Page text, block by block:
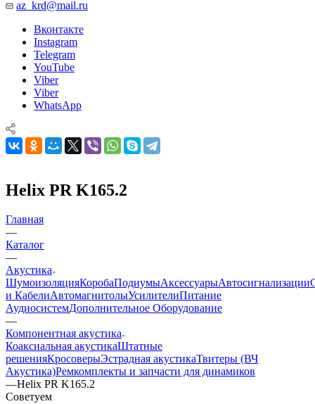
az_krd@mail.ru
Вконтакте
Instagram
Telegram
YouTube
Viber
Viber
WhatsApp
Helix PR K165.2
Главная
—
Каталог
—
Акустика
ШумоизоляцияКоробаПодиумыАксессуарыАвтосигнализации
и КабелиАвтомагнитолыУсилителиПитание
АудиосистемДополнительное Оборудование
—
Компонентная акустика
Коаксиальная акустикаШтатные
решенияКросоверыЭстрадная акустикаТвитеры (ВЧ
Акустика)Ремкомплекты и запчасти для динамиков
—Helix PR K165.2
Советуем